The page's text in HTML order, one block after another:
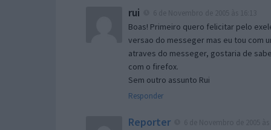
rui
Boas! Primeiro quero felicitar pelo
versao do messeger mas eu tou com
atraves do messeger, gostaria de
com o firefox.
Sem outro assunto Rui
Responder
Reporter